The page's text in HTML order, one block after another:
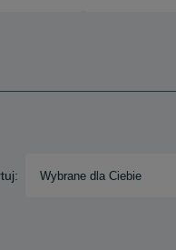
Wybrane dla Ciebie